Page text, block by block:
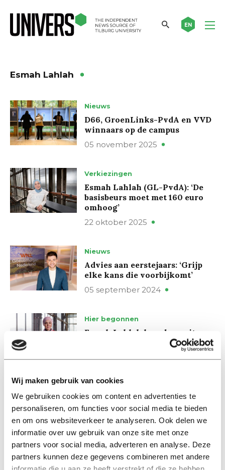
Wij maken gebruik van cookies
We gebruiken cookies om content en advertenties te
personaliseren, om functies voor social media te bieden
en om ons websiteverkeer te analyseren. Ook delen we
informatie over uw gebruik van onze site met onze
partners voor social media, adverteren en analyse. Deze
partners kunnen deze gegevens combineren met andere
EN
Esmah Lahlah
Nieuws
D66, GroenLinks-PvdA en VVD
winnaars op de campus
05 november 2025
Verkiezingen
Esmah Lahlah (GL-PvdA): ‘De
basisbeurs moet met 160 euro
omhoog’
22 oktober 2025
Nieuws
Advies aan eerstejaars: ‘Grijp
elke kans die voorbijkomt’
05 september 2024
Hier begonnen
Esmah Lahlah leunde nooit
collegebanken: ‘Dat valt
ontzettend op als je een
Nieuws
Tegen de stroom in:
universiteit slaat linksaf bij
Tweede Kamerverkiezingen
28 november 2023